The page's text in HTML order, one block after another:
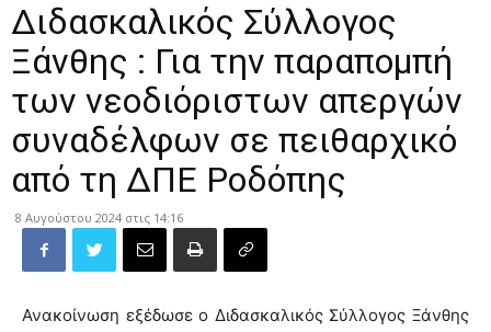
Διδασκαλικός Σύλλογος
Ξάνθης : Για την παραπομπή
των νεοδιόριστων απεργών
συναδέλφων σε πειθαρχικό
από τη ΔΠΕ Ροδόπης
8 Αυγούστου 2024 στις 14:16
Ανακοίνωση εξέδωσε ο Διδασκαλικός Σύλλογος Ξάνθης